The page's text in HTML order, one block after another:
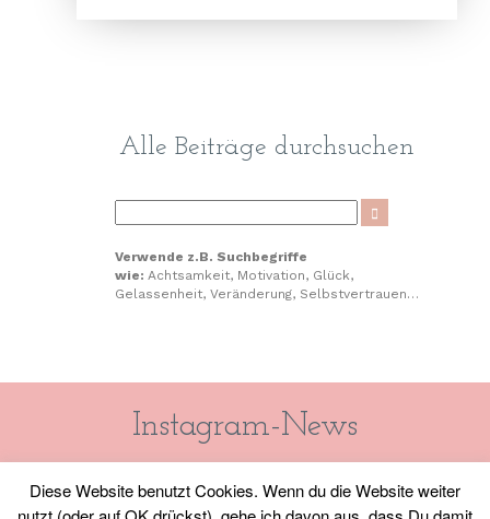
Alle Beiträge durchsuchen
Verwende z.B. Suchbegriffe
wie: Achtsamkeit, Motivation, Glück,
Gelassenheit, Veränderung, Selbstvertrauen…
Instagram-News
@karima.stockmann_lebensfreude (KLICK)
Diese Website benutzt Cookies. Wenn du die Website weiter